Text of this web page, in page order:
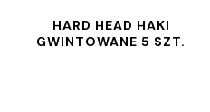
HARD HEAD HAKI
GWINTOWANE 5 SZT.